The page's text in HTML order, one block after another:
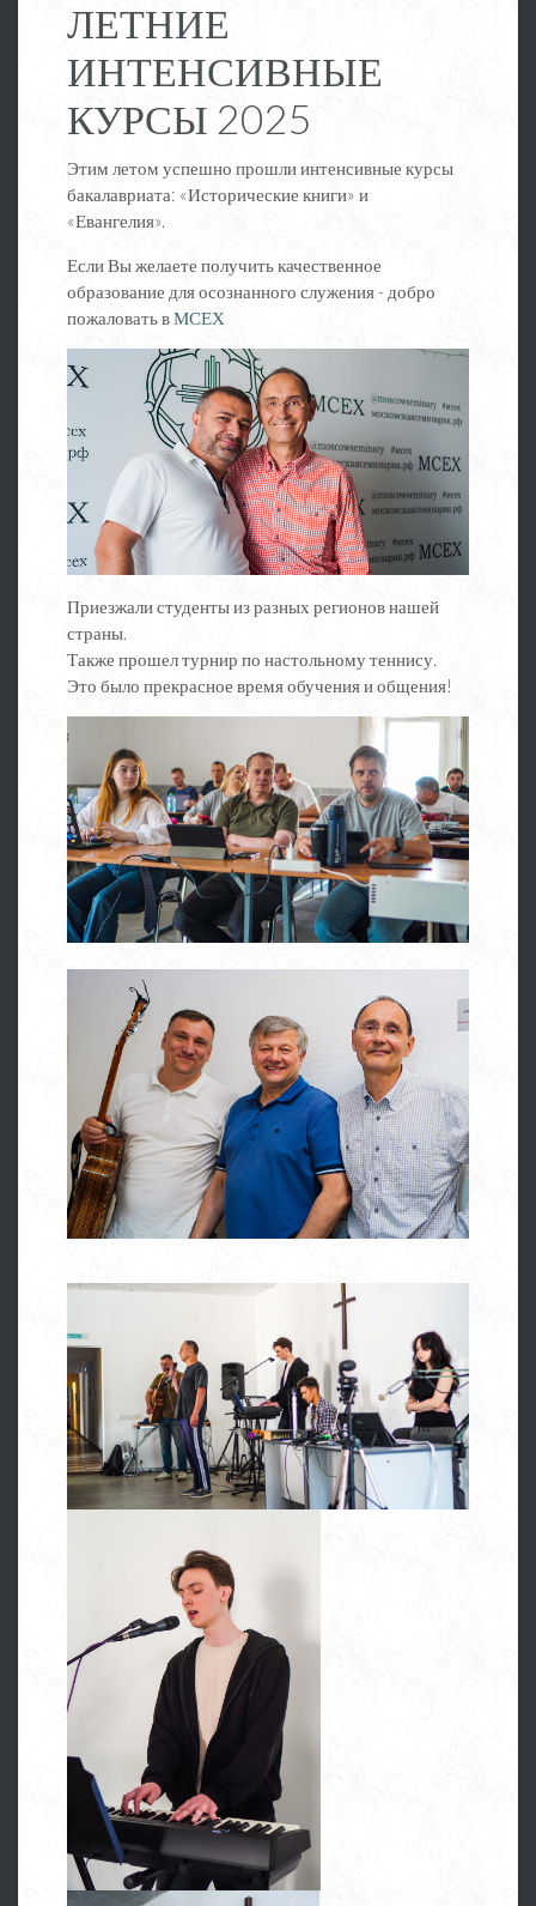
ЛЕТНИЕ
ИНТЕНСИВНЫЕ
КУРСЫ 2025
Этим летом успешно прошли интенсивные курсы
бакалавриата: «Исторические книги» и
«Евангелия».
Если Вы желаете получить качественное
образование для осознанного служения - добро
пожаловать вМСЕХ
Приезжали студенты из разных регионов нашей
страны.
Также прошел турнир по настольному теннису.
Это было прекрасное время обучения и общения!